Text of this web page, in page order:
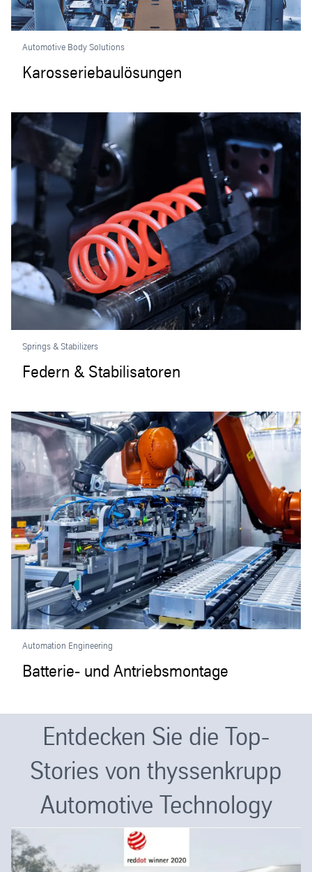
Automotive Body Solutions
Karosseriebaulösungen
Springs & Stabilizers
Federn & Stabilisatoren
Automation Engineering
Batterie- und Antriebsmontage
Entdecken Sie die Top-
Stories von thyssenkrupp
Automotive Technology